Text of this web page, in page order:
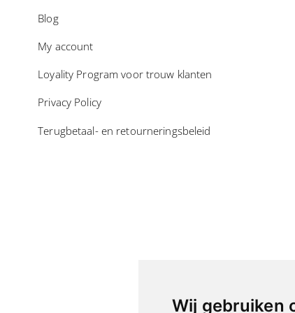
Wij gebruiken
Blog
My account
Loyality Program voor trouw klanten
Privacy Policy
Terugbetaal- en retourneringsbeleid